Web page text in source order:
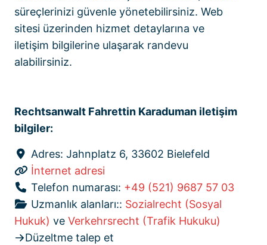
süreçlerinizi güvenle yönetebilirsiniz. Web
sitesi üzerinden hizmet detaylarına ve
iletişim bilgilerine ulaşarak randevu
alabilirsiniz.
Rechtsanwalt Fahrettin Karaduman iletişim
bilgiler:
Adres: Jahnplatz 6, 33602 Bielefeld
İnternet adresi
Telefon numarası: +49 (521) 9687 57 03
Uzmanlık alanları:: Sozialrecht (Sosyal
Hukuk) ve Verkehrsrecht (Trafik Hukuku)
Düzeltme talep et